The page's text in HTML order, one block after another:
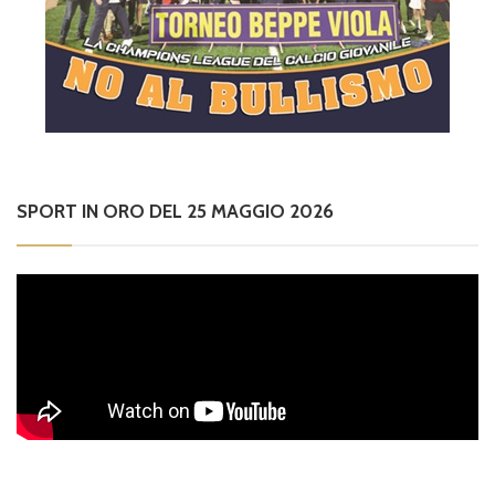
SPORT IN ORO DEL 25 MAGGIO 2026